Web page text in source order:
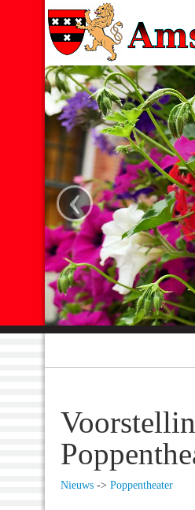
‹
Nieuws -> Poppentheater